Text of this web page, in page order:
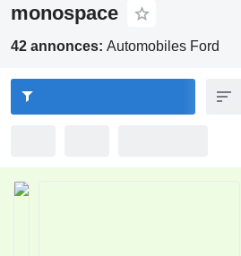
monospace
42 annonces: Automobiles Ford